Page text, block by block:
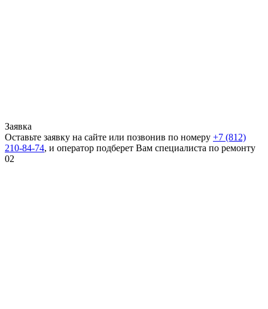
Заявка
Оставьте заявку на сайте или позвонив по номеру +7 (812)
210-84-74, и оператор подберет Вам специалиста по ремонту
02